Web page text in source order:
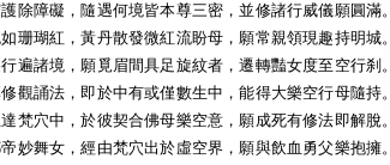
障礙，隨遇何境皆本尊三密，並修諸行威儀願圓滿。
瑚紅，黃丹散發微紅流盼母，願常親領現趣持明城。
諸境，願覓眉間具足旋紋者，遷轉豔女度至空行刹。
誦法，即於中有或僅數生中，能得大樂空行母隨持。
穴中，於彼契合佛母樂空意，願成死有修法即解脫。
舞女，經由梵穴出於虛空界，願與飲血勇父樂抱擁。